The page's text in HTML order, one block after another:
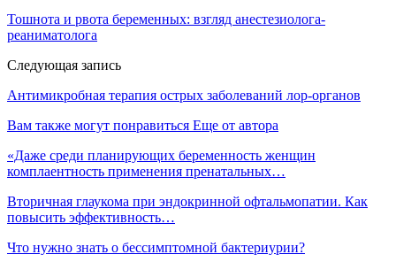
Тошнота и рвота беременных: взгляд анестезиолога-
реаниматолога
Следующая запись
Антимикробная терапия острых заболеваний лор-органов
Вам также могут понравиться Еще от автора
«Даже среди планирующих беременность женщин
комплаентность применения пренатальных…
Вторичная глаукома при эндокринной офтальмопатии. Как
повысить эффективность…
Что нужно знать о бессимптомной бактериурии?